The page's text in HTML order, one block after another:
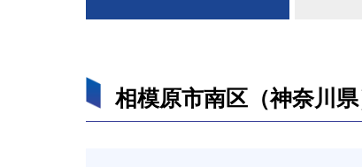
相模原市南区（神奈川